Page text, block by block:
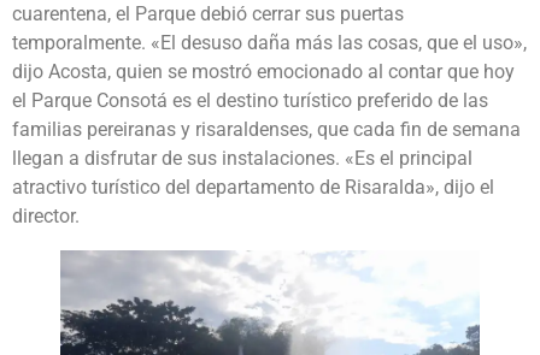
cuarentena, el Parque debió cerrar sus puertas
temporalmente. «El desuso daña más las cosas, que el uso»,
dijo Acosta, quien se mostró emocionado al contar que hoy
el Parque Consotá es el destino turístico preferido de las
familias pereiranas y risaraldenses, que cada fin de semana
llegan a disfrutar de sus instalaciones. «Es el principal
atractivo turístico del departamento de Risaralda», dijo el
director.